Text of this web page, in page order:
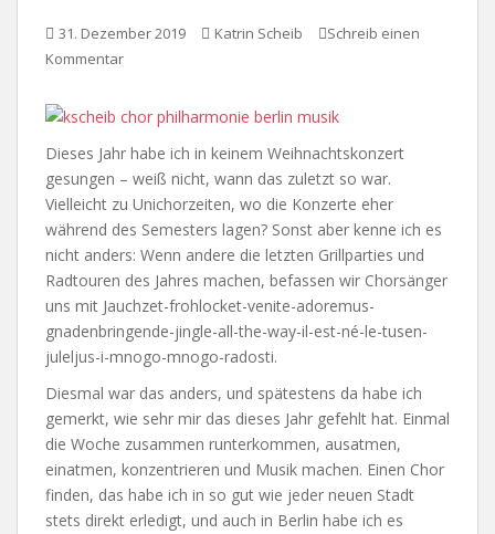
31. Dezember 2019 Katrin Scheib
Schreib einen
Kommentar
Dieses Jahr habe ich in keinem Weihnachtskonzert
gesungen – weiß nicht, wann das zuletzt so war.
Vielleicht zu Unichorzeiten, wo die Konzerte eher
während des Semesters lagen? Sonst aber kenne ich es
nicht anders: Wenn andere die letzten Grillparties und
Radtouren des Jahres machen, befassen wir Chorsänger
uns mit Jauchzet-frohlocket-venite-adoremus-
gnadenbringende-jingle-all-the-way-il-est-né-le-tusen-
juleljus-i-mnogo-mnogo-radosti.
Diesmal war das anders, und spätestens da habe ich
gemerkt, wie sehr mir das dieses Jahr gefehlt hat. Einmal
die Woche zusammen runterkommen, ausatmen,
einatmen, konzentrieren und Musik machen. Einen Chor
finden, das habe ich in so gut wie jeder neuen Stadt
stets direkt erledigt, und auch in Berlin habe ich es